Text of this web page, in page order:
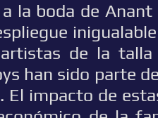
la boda de
de la talla
han sido parte
impacto de